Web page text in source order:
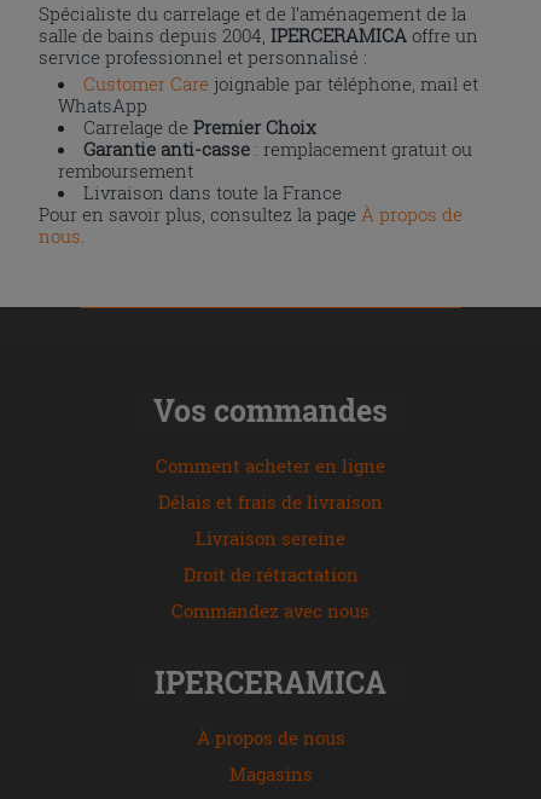
Spécialiste du carrelage et de l’aménagement de la
salle de bains depuis 2004,IPERCERAMICA offre un
service professionnel et personnalisé :
Customer Care joignable par téléphone, mail et
WhatsApp
Carrelage dePremier Choix
Garantie anti-casse : remplacement gratuit ou
remboursement
Livraison dans toute la France
Pour en savoir plus, consultez la pageÀ propos de
nous.
Vos commandes
Comment acheter en ligne
Délais et frais de livraison
Livraison sereine
Droit de rétractation
Commandez avec nous
IPERCERAMICA
À propos de nous
Magasins